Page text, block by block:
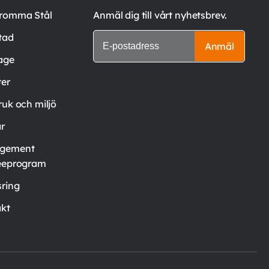
Stål
och miljö
Anmäl dig till vårt nyhetsbrev.
Anmäl